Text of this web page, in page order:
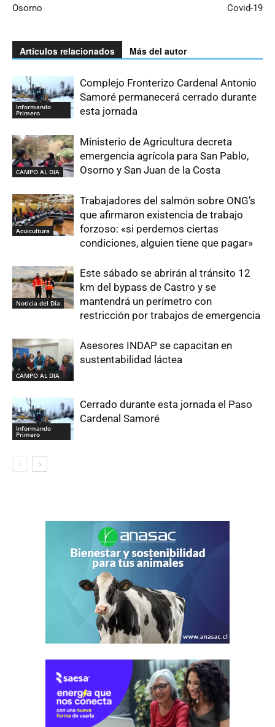
Osorno
Covid-19
Artículos relacionados Más del autor
Informando
Primero
Complejo Fronterizo Cardenal Antonio
Samoré permanecerá cerrado durante
esta jornada
CAMPO AL DIA
Ministerio de Agricultura decreta
emergencia agrícola para San Pablo,
Osorno y San Juan de la Costa
Acuicultura
Trabajadores del salmón sobre ONG’s
que afirmaron existencia de trabajo
forzoso: «si perdemos ciertas
condiciones, alguien tiene que pagar»
Noticia del Día
Este sábado se abrirán al tránsito 12
km del bypass de Castro y se
mantendrá un perímetro con
restricción por trabajos de emergencia
CAMPO AL DIA
Asesores INDAP se capacitan en
sustentabilidad láctea
Informando
Primero
Cerrado durante esta jornada el Paso
Cardenal Samoré